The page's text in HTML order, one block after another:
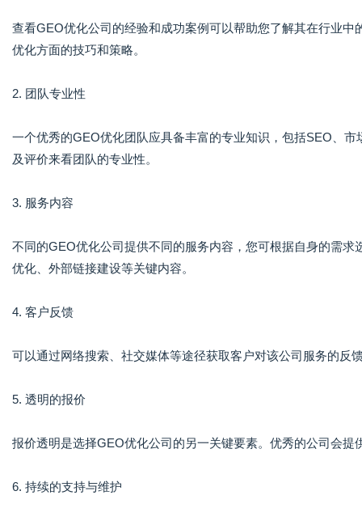
查看GEO优化公司的经验和成功案例可以帮助您了解其在行业
优化方面的技巧和策略。
2. 团队专业性
一个优秀的GEO优化团队应具备丰富的专业知识，包括SEO、
及评价来看团队的专业性。
3. 服务内容
不同的GEO优化公司提供不同的服务内容，您可根据自身的需
优化、外部链接建设等关键内容。
4. 客户反馈
可以通过网络搜索、社交媒体等途径获取客户对该公司服务的反
5. 透明的报价
报价透明是选择GEO优化公司的另一关键要素。优秀的公司会
6. 持续的支持与维护